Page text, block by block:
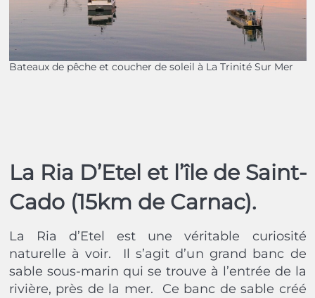
Bateaux de pêche et coucher de soleil à La Trinité Sur Mer
La Ria D’Etel et l’île de Saint-
Cado (15km de Carnac).
La Ria d’Etel est une véritable curiosité
naturelle à voir. Il s’agit d’un grand banc de
sable sous-marin qui se trouve à l’entrée de la
rivière, près de la mer. Ce banc de sable créé